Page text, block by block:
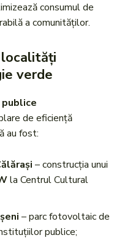
consumul de
a comunităților.
localități
verde
de eficiență
au fost:
– construcția unui
la Centrul Cultural
– parc fotovoltaic de
publice;